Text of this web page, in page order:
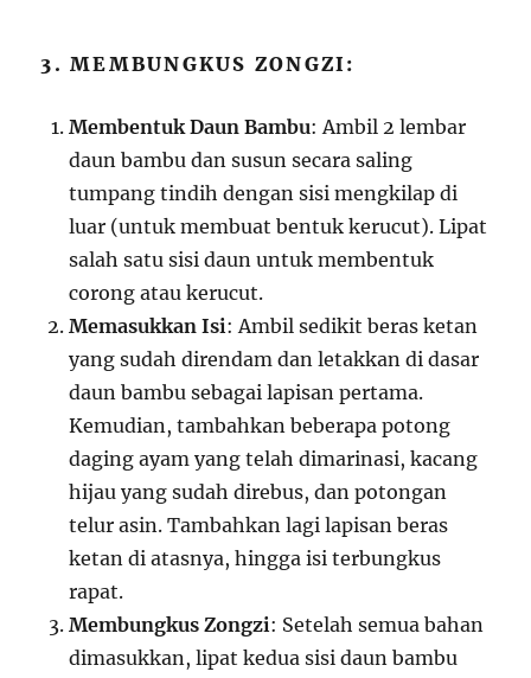
3. MEMBUNGKUS ZONGZI:
Membentuk Daun Bambu: Ambil 2 lembar
daun bambu dan susun secara saling
tumpang tindih dengan sisi mengkilap di
luar (untuk membuat bentuk kerucut). Lipat
salah satu sisi daun untuk membentuk
corong atau kerucut.
Memasukkan Isi: Ambil sedikit beras ketan
yang sudah direndam dan letakkan di dasar
daun bambu sebagai lapisan pertama.
Kemudian, tambahkan beberapa potong
daging ayam yang telah dimarinasi, kacang
hijau yang sudah direbus, dan potongan
telur asin. Tambahkan lagi lapisan beras
ketan di atasnya, hingga isi terbungkus
rapat.
Membungkus Zongzi: Setelah semua bahan
dimasukkan, lipat kedua sisi daun bambu